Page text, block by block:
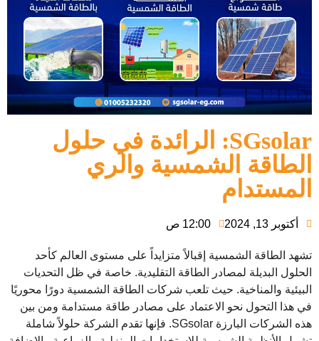
SGsolar: الرائدة في حلول
الطاقة الشمسية والري
المستدام
أكتوبر 13, 2024 12:00 ص
تشهد الطاقة الشمسية إقبالاً متزايداً على مستوى العالم كأحد
الحلول البديلة لمصادر الطاقة التقليدية. خاصة في ظل التحديات
البيئية والمناخية. حيث تلعب شركات الطاقة الشمسية دورًا محوريًا
في هذا التحول نحو الاعتماد على مصادر طاقة مستدامة ومن بين
هذه الشركات البارزة SGsolar. فإنها تقدم الشركة حلولاً شاملة